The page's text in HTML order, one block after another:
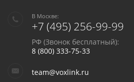
В Москве:
+7 (495) 256-99-99
РФ (Звонок бесплатный):
8 (800) 333-75-33
team@voxlink.ru